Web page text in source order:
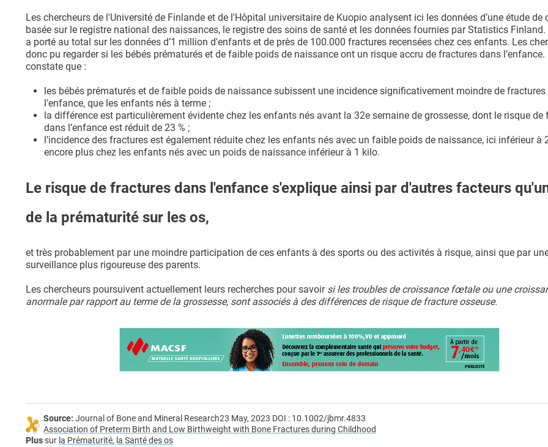
Les chercheurs de l'Université de Finlande et de l'Hôpital universitaire de Kuopio analysent ici les données d’une étude de
basée sur le registre national des naissances, le registre des soins de santé et les données fournies par Statistics Finland.
a porté au total sur les données d’1 million d'enfants et de près de 100.000 fractures recensées chez ces enfants. Les
donc pu regarder si les bébés prématurés et de faible poids de naissance ont un risque accru de fractures dans l’enfance.
constate que :
les bébés prématurés et de faible poids de naissance subissent une incidence significativement moindre de
l'enfance, que les enfants nés à terme ;
la différence est particulièrement évidente chez les enfants nés avant la 32e semaine de grossesse, dont le risque de
dans l’enfance est réduit de 23 % ;
l’incidence des fractures est également réduite chez les enfants nés avec un faible poids de naissance, ici inférieur à
encore plus chez les enfants nés avec un poids de naissance inférieur à 1 kilo.
Le risque de fractures dans l'enfance s'explique ainsi par d'autres facteurs
de la prématurité sur les os,
et très probablement par une moindre participation de ces enfants à des sports ou des activités à risque, ainsi que par
surveillance plus rigoureuse des parents.
Les chercheurs poursuivent actuellement leurs recherches pour savoir si les troubles de croissance fœtale ou une
anormale par rapport au terme de la grossesse, sont associés à des différences de risque de fracture osseuse.
Source: Journal of Bone and Mineral Research23 May, 2023 DOI : 10.1002/jbmr.4833
Association of Preterm Birth and Low Birthweight with Bone Fractures during Childhood
Plussur la Prématurité, la Santé des os